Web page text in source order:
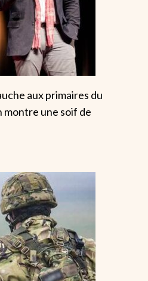
aux primaires du
montre une soif de